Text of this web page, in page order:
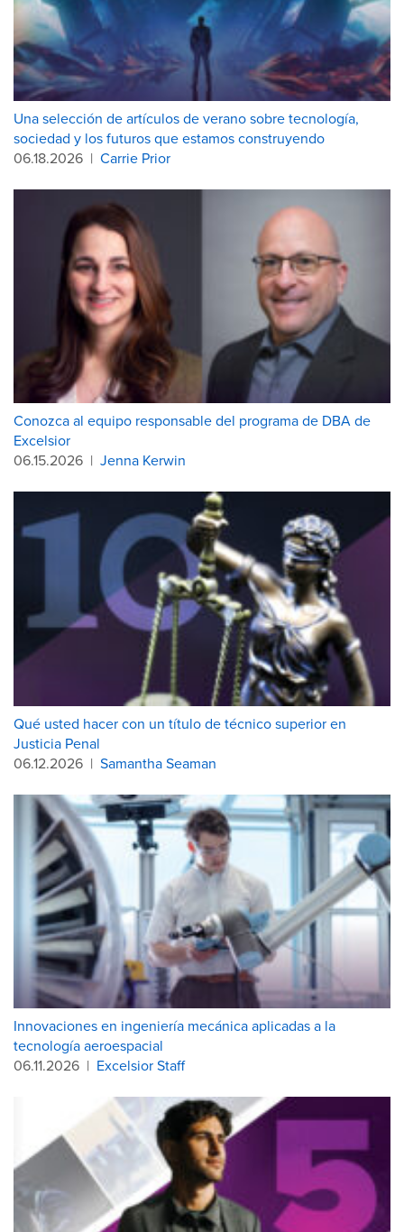
Una selección de artículos de verano sobre tecnología,
sociedad y los futuros que estamos construyendo
06.18.2026 | Carrie Prior
Conozca al equipo responsable del programa de DBA de
Excelsior
06.15.2026 | Jenna Kerwin
Qué usted hacer con un título de técnico superior en
Justicia Penal
06.12.2026 | Samantha Seaman
Innovaciones en ingeniería mecánica aplicadas a la
tecnología aeroespacial
06.11.2026 | Excelsior Staff